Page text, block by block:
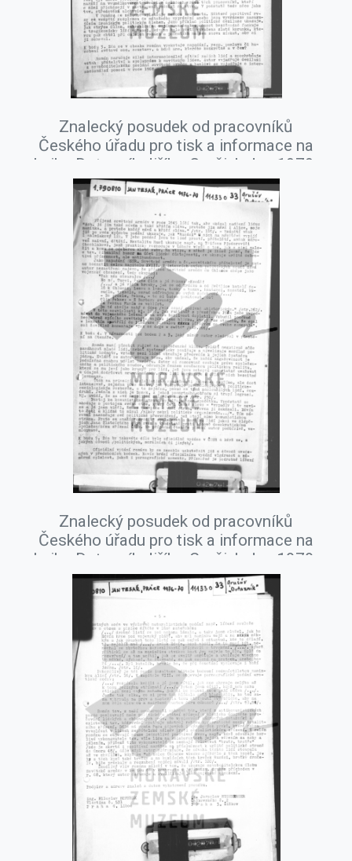
Znalecký posudek od pracovníků
Českého úřadu pro tisk a informace na
knihu Dotazník Jiřího Gruši, leden 1979.
Znalecký posudek od pracovníků
Českého úřadu pro tisk a informace na
knihu Dotazník Jiřího Gruši, leden 1979.